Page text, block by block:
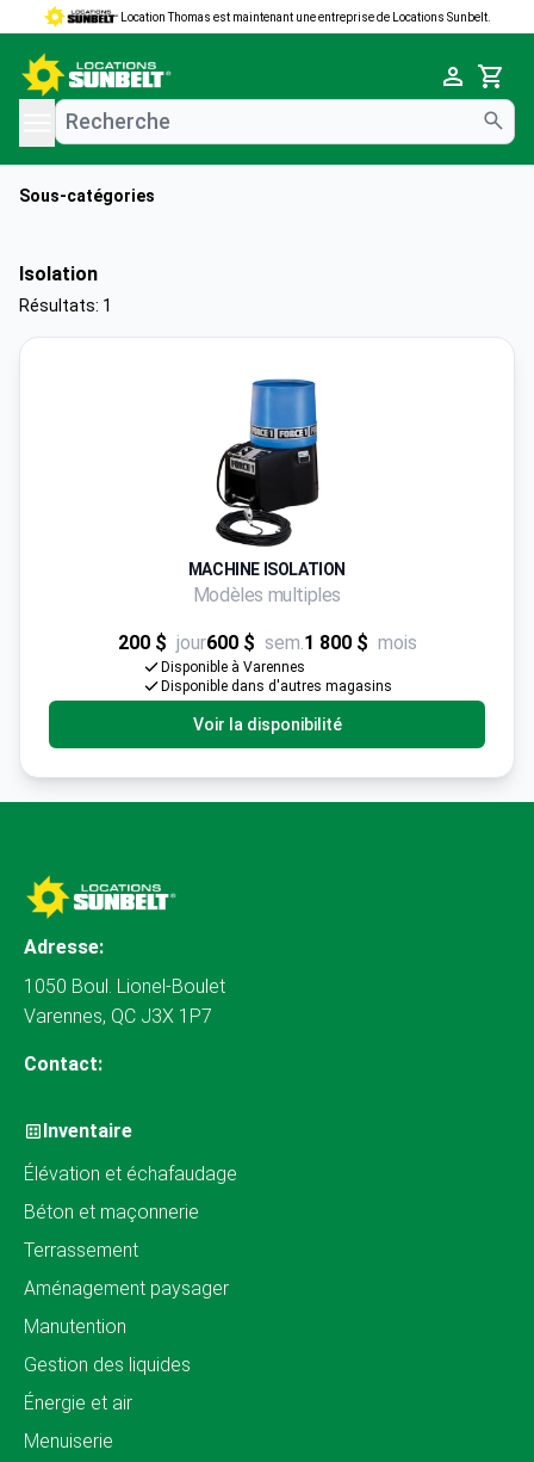
Location Thomas est maintenant une entreprise de Locations Sunbelt.
Cart
menu
Sous-catégories
Isolation
Résultats: 1
MACHINE ISOLATION
Modèles multiples
200 $ jour600 $ sem.1 800 $ mois
Disponible à Varennes
Disponible dans d'autres magasins
Voir la disponibilité
Adresse:
1050 Boul. Lionel-Boulet
Varennes, QC J3X 1P7
Contact:
Inventaire
Élévation et échafaudage
Béton et maçonnerie
Terrassement
Aménagement paysager
Manutention
Gestion des liquides
Énergie et air
Menuiserie